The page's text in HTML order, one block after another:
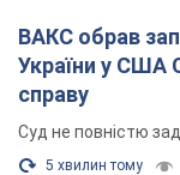
ВАКС обрав запобіжний захід експосолці
України у США Стефанішиній: що відомо про
справу
Суд не повністю
5 хвилин тому